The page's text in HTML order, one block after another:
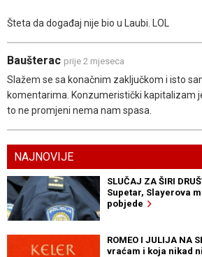
Šteta da događaj nije bio u Laubi. LOL
Baušterac prije 2 mjeseca
Slažem se sa konačnim zaključkom i isto
komentarima. Konzumeristički kapitalizam
to ne promjeni nema nam spasa.
NAJNOVIJE
SLUČAJ ZA ŠIRI
Supetar, Slayerova
pobjede
ROMEO I JULIJA NA
vraćam i koja nikad